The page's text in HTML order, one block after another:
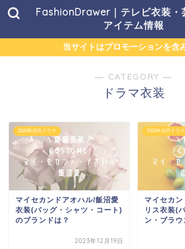
FashionDrawer｜テレビ衣装・
アイテム情報
当サイトはプロモーションを含
― CATEGORY ―
ドラマ衣装
2023年10月ドラマ
マイセカンドアオハル/飯沼愛
衣装(バッグ・シャツ・コート)
のブランドは？
2023年12月19日
2023年10月ドラマ
マイセカ
リス衣装(
ン・ブラ